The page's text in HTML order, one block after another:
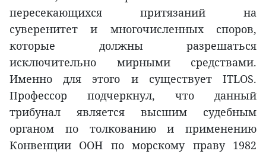
пересекающихся притязаний на
суверенитет и многочисленных споров,
которые должны разрешаться
исключительно мирными средствами.
Именно для этого и существует ITLOS.
Профессор подчеркнул, что данный
трибунал является высшим судебным
органом по толкованию и применению
Конвенции ООН по морскому праву 1982